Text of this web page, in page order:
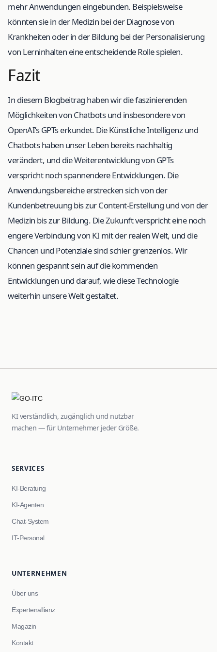
mehr Anwendungen eingebunden. Beispielsweise
könnten sie in der Medizin bei der Diagnose von
Krankheiten oder in der Bildung bei der Personalisierung
von Lerninhalten eine entscheidende Rolle spielen.
Fazit
In diesem Blogbeitrag haben wir die faszinierenden
Möglichkeiten von Chatbots und insbesondere von
OpenAI’s GPTs erkundet. Die Künstliche Intelligenz und
Chatbots haben unser Leben bereits nachhaltig
verändert, und die Weiterentwicklung von GPTs
verspricht noch spannendere Entwicklungen. Die
Anwendungsbereiche erstrecken sich von der
Kundenbetreuung bis zur Content-Erstellung und von der
Medizin bis zur Bildung. Die Zukunft verspricht eine noch
engere Verbindung von KI mit der realen Welt, und die
Chancen und Potenziale sind schier grenzenlos. Wir
können gespannt sein auf die kommenden
Entwicklungen und darauf, wie diese Technologie
weiterhin unsere Welt gestaltet.
KI verständlich, zugänglich und nutzbar
machen — für Unternehmer jeder Größe.
SERVICES
KI-Beratung
KI-Agenten
Chat-System
IT-Personal
UNTERNEHMEN
Über uns
Expertenallianz
Magazin
Kontakt